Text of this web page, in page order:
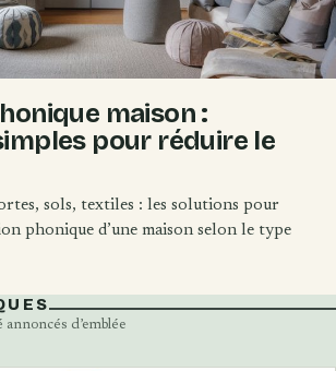
maison :
pour réduire le
sols, textiles : les solutions pour
phonique d’une maison selon le type
annoncés d’emblée